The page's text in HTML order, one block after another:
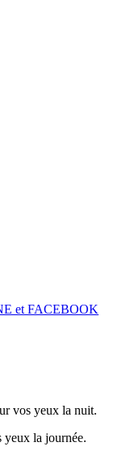
et FACEBOOK
vos yeux la nuit.
yeux la journée.